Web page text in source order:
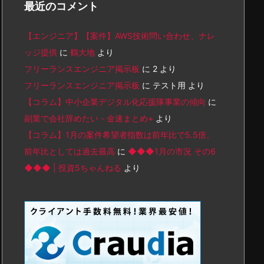
最近のコメント
【エンジニア】【案件】AWS技術問い合わせ、ナレ
ッジ提供 に 鶴大地 より
フリーランスエンジニア掲示板 に 2 より
フリーランスエンジニア掲示板 に テスト用 より
【コラム】中小企業デジタル化応援隊事業の傾向 に
副業で会社辞めたい - 金速まとめ+ より
【コラム】1月の案件希望者指数は前年比で5.5倍、
前年比としては過去最高 に ◆◆◆1月の市況 その6
◆◆◆ | 投資5ちゃんねる より